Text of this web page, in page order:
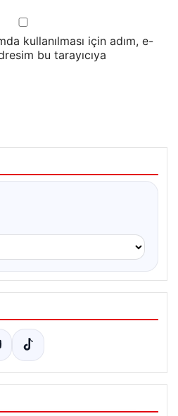
kullanılması için adım, e-
bu tarayıcıya